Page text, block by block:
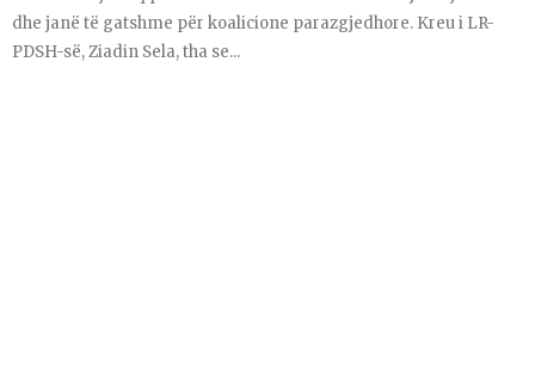
dhe janë të gatshme për koalicione parazgjedhore. Kreu i LR-
PDSH-së, Ziadin Sela, tha se...